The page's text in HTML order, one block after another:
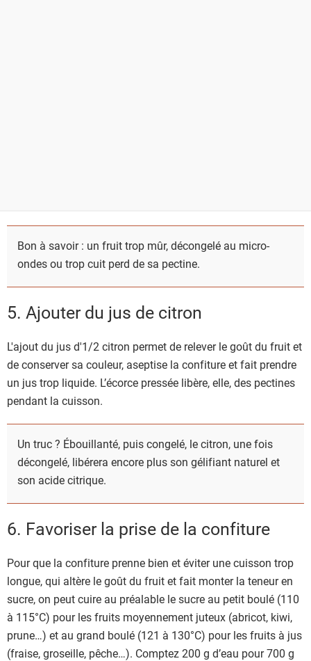
Bon à savoir : un fruit trop mûr, décongelé au micro-
ondes ou trop cuit perd de sa pectine.
5. Ajouter du jus de citron
L'ajout du jus d'1/2 citron permet de relever le goût du fruit et
de conserver sa couleur, aseptise la confiture et fait prendre
un jus trop liquide. L’écorce pressée libère, elle, des pectines
pendant la cuisson.
Un truc ? Ébouillanté, puis congelé, le citron, une fois
décongelé, libérera encore plus son gélifiant naturel et
son acide citrique.
6. Favoriser la prise de la confiture
Pour que la confiture prenne bien et éviter une cuisson trop
longue, qui altère le goût du fruit et fait monter la teneur en
sucre, on peut cuire au préalable le sucre au petit boulé (110
à 115°C) pour les fruits moyennement juteux (abricot, kiwi,
prune…) et au grand boulé (121 à 130°C) pour les fruits à jus
(fraise, groseille, pêche…). Comptez 200 g d’eau pour 700 g